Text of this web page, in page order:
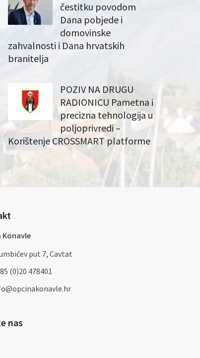
čestitku povodom
Dana pobjede i
domovinske
zahvalnosti i Dana hrvatskih
branitelja
POZIV NA DRUGU
RADIONICU Pametna i
precizna tehnologija u
poljoprivredi –
Korištenje CROSSMART platforme
Konavle
put 7, Cavtat
(0)20 478401
nas